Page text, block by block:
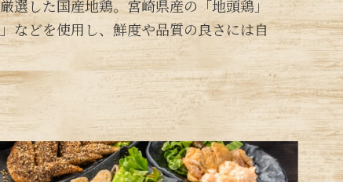
選した国産地鶏。宮崎県産の「地頭鶏」
などを使用し、鮮度や品質の良さには自